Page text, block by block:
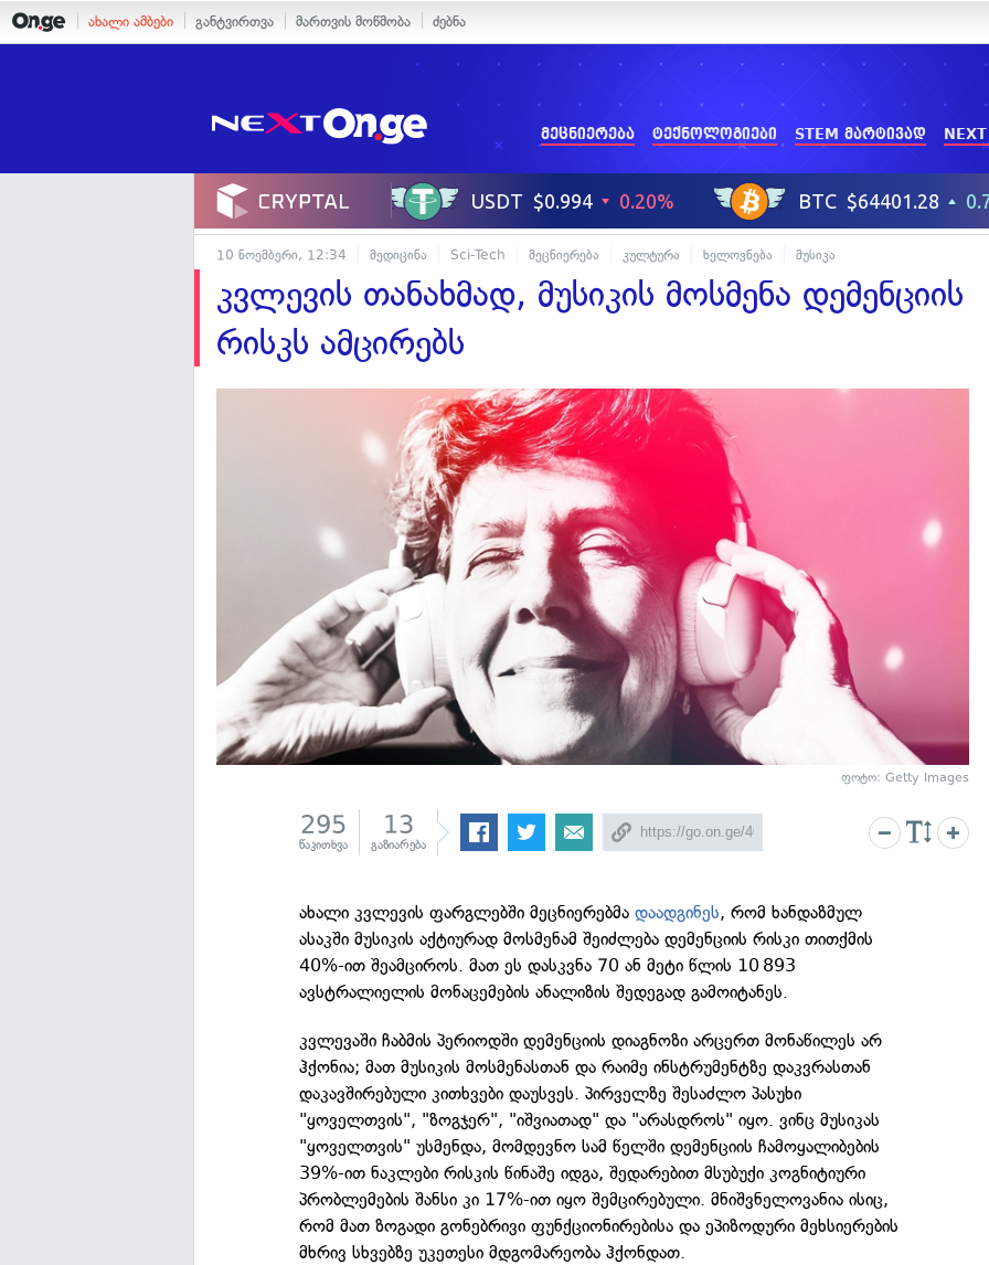
ახალი ამბები განტვირთვა მართვის მოწმობა ძებნა
მეცნიერება ტექნოლოგიები STEM მარტივად
10 ნოემბერი, 12:34 მედიცინა Sci-Tech მეცნიერება კულტურა ხელოვნება მუსიკა
კვლევის თანახმად, მუსიკის მოსმენა დემენციის
რისკს ამცირებს
ფოტო: Getty Images
295
წაკითხვა
13
გაზიარება
ახალი კვლევის ფარგლებში მეცნიერებმადაადგინეს, რომ ხანდაზმულ
ასაკში მუსიკის აქტიურად მოსმენამ შეიძლება დემენციის რისკი თითქმის
40%-ით შეამციროს. მათ ეს დასკვნა 70 ან მეტი წლის 10 893
ავსტრალიელის მონაცემების ანალიზის შედეგად გამოიტანეს.
კვლევაში ჩაბმის პერიოდში დემენციის დიაგნოზი არცერთ მონაწილეს არ
ჰქონია; მათ მუსიკის მოსმენასთან და რაიმე ინსტრუმენტზე დაკვრასთან
დაკავშირებული კითხვები დაუსვეს. პირველზე შესაძლო პასუხი
"ყოველთვის", "ზოგჯერ", "იშვიათად" და "არასდროს" იყო. ვინც მუსიკას
"ყოველთვის" უსმენდა, მომდევნო სამ წელში დემენციის ჩამოყალიბების
39%-ით ნაკლები რისკის წინაშე იდგა, შედარებით მსუბუქი კოგნიტიური
პრობლემების შანსი კი 17%-ით იყო შემცირებული. მნიშვნელოვანია ისიც,
რომ მათ ზოგადი გონებრივი ფუნქციონირებისა და ეპიზოდური მეხსიერების
მხრივ სხვებზე უკეთესი მდგომარეობა ჰქონდათ.